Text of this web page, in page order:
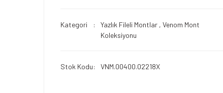
Kategori Yazlık Fileli Montlar , Venom Mont
Koleksiyonu
Stok Kodu VNM.00400.02218X